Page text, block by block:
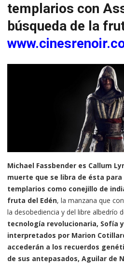
templarios con
búsqueda de la
Michael Fassbender es Callum
muerte que se libra de ésta
templarios como conejillo de
fruta del Edén, la manzana que
la desobediencia y del libre albedrío
tecnología revolucionaria, Sofía
interpretados por Marion
accederán a los recuerdos
de sus antepasados, Aguilar de